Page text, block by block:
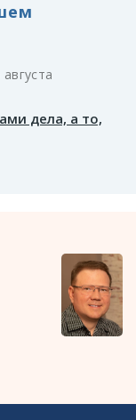
августа
дела, а то,